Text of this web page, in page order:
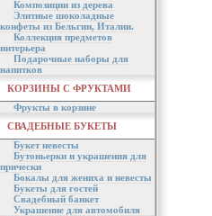
Композиции из дерева
Элитные шоколадные
конфеты из Бельгии, Италии.
Коллекция предметов
интерьера
Подарочные наборы для
напитков
КОРЗИНЫ С ФРУКТАМИ
Фрукты в корзине
СВАДЕБНЫЕ БУКЕТЫ
Букет невесты
Бутоньерки и украшения для
прически
Бокалы для жениха и невесты
Букеты для гостей
Свадебный банкет
Украшение для автомобиля